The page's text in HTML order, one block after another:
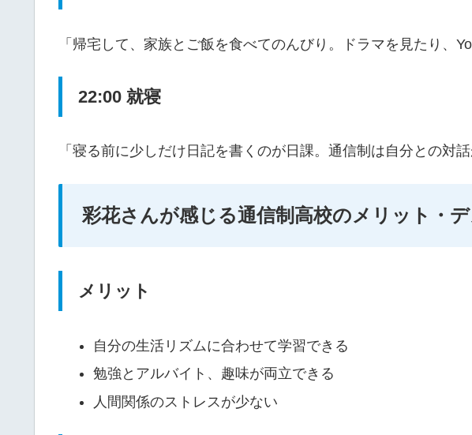
「帰宅して、家族とご飯を食べてのんびり。ドラマを見たり、
22:00 就寝
「寝る前に少しだけ日記を書くのが日課。通信制は自分との対
彩花さんが感じる通信制高校のメリット・
メリット
自分の生活リズムに合わせて学習できる
勉強とアルバイト、趣味が両立できる
人間関係のストレスが少ない